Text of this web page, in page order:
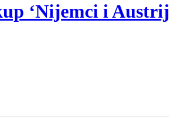
‘Nijemci i